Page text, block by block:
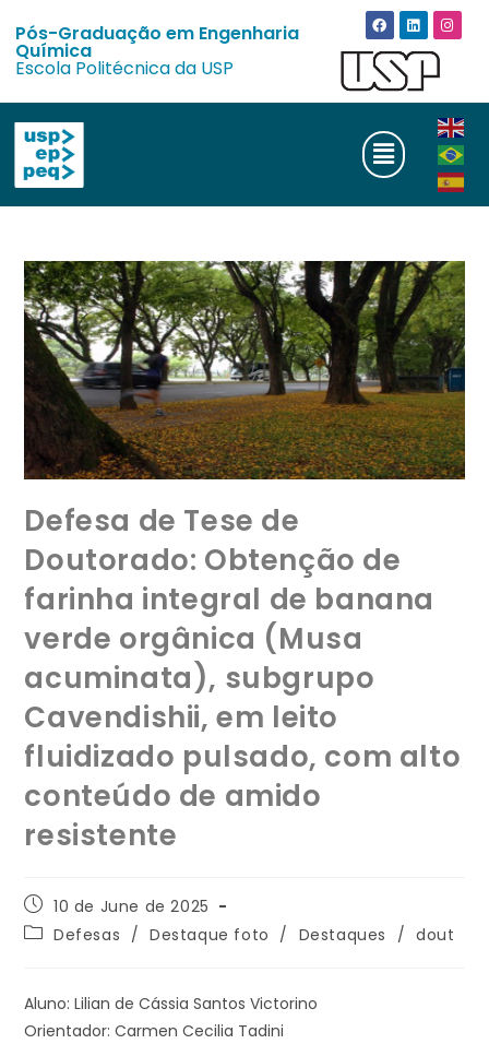
Pós-Graduação em Engenharia
Química
Escola Politécnica da USP
Defesa de Tese de
Doutorado: Obtenção de
farinha integral de banana
verde orgânica (Musa
acuminata), subgrupo
Cavendishii, em leito
fluidizado pulsado, com alto
conteúdo de amido
resistente
10 de June de 2025
Defesas / Destaque foto / Destaques / dout
Aluno: Lilian de Cássia Santos Victorino
Orientador: Carmen Cecilia Tadini